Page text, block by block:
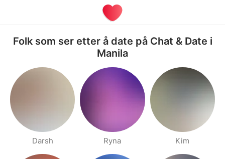
Folk som ser etter å date på Chat & Date i
Manila
Darsh Ryna Kim